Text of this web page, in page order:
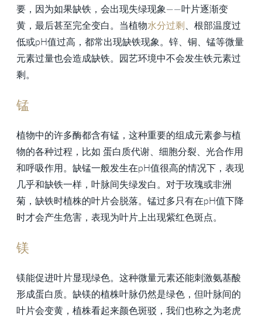
要，因为如果缺铁，会出现失绿现象——叶片逐渐变
黄，最后甚至完全变白。当植物水分过剩、根部温度过
低或pH值过高，都常出现缺铁现象。锌、铜、锰等微量
元素过量也会造成缺铁。园艺环境中不会发生铁元素过
剩。
锰
植物中的许多酶都含有锰，这种重要的组成元素参与植
物的各种过程，比如 蛋白质代谢、细胞分裂、光合作用
和呼吸作用。缺锰一般发生在pH值很高的情况下，表现
几乎和缺铁一样，叶脉间失绿发白。对于玫瑰或非洲
菊，缺铁时植株的叶片会脱落。锰过多只有在pH值下降
时才会产生危害，表现为叶片上出现紫红色斑点。
镁
镁能促进叶片显现绿色。这种微量元素还能刺激氨基酸
形成蛋白质。缺镁的植株叶脉仍然是绿色，但叶脉间的
叶片会变黄，植株看起来颜色斑驳，我们也称之为老虎